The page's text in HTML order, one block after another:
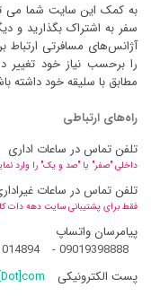
به کمک این سایت شما می
سفر به اشتراک بگذارید و
آژانس‌های مسافرتی ارتباط
را برحسب نیاز خود تغییر
مطابق با سلیقه خود داشته
راه‌های ارتباطی
تلفن تماس در ساعات اداری
داخلی "صفر" یا "صد و یک" را وارد
تلفن تماس در ساعات
فقط برای پشتیبانی سایت دهه دات
پیامرسان واتساپ
09019398888
-
پست الکترونیکی